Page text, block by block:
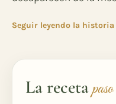
Seguir leyendo la historia
La receta